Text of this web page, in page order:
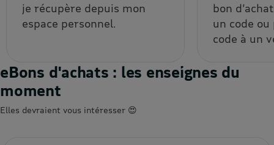
je récupère depuis mon
espace personnel.
bon
un code
code à un
eBons d'achats : les enseignes du
moment
Elles devraient vous intéresser 😍